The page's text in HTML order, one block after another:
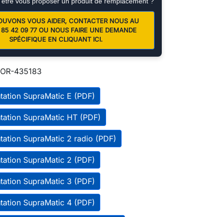
VOUS AIDER, CONTACTER NOUS AU
42 09 77 OU NOUS FAIRE UNE DEMANDE
SPÉCIFIQUE EN CLIQUANT ICI.
435183
SupraMatic E (PDF)
SupraMatic HT (PDF)
SupraMatic 2 radio (PDF)
SupraMatic 2 (PDF)
SupraMatic 3 (PDF)
SupraMatic 4 (PDF)